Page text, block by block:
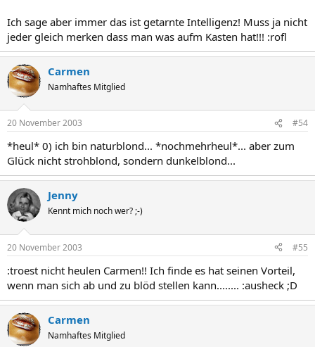
Ich sage aber immer das ist getarnte Intelligenz! Muss ja nicht
jeder gleich merken dass man was aufm Kasten hat!!! :rofl
Carmen
Namhaftes Mitglied
20 November 2003 #54
*heul* 0) ich bin naturblond... *nochmehrheul*... aber zum
Glück nicht strohblond, sondern dunkelblond...
Jenny
Kennt mich noch wer? ;-)
20 November 2003 #55
:troest nicht heulen Carmen!! Ich finde es hat seinen Vorteil,
wenn man sich ab und zu blöd stellen kann........ :ausheck ;D
Carmen
Namhaftes Mitglied